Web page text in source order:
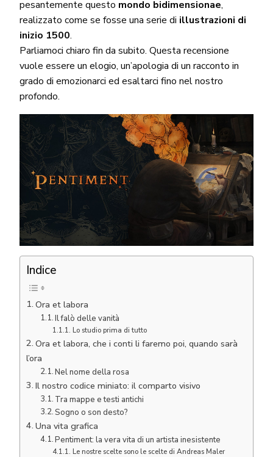
pesantemente questo mondo bidimensionae,
realizzato come se fosse una serie di illustrazioni di
inizio 1500.
Parliamoci chiaro fin da subito. Questa recensione
vuole essere un elogio, un’apologia di un racconto in
grado di emozionarci ed esaltarci fino nel nostro
profondo.
Indice
Ora et labora
Il falò delle vanità
Lo studio prima di tutto
Ora et labora, che i conti li faremo poi, quando sarà
l’ora
Nel nome della rosa
Il nostro codice miniato: il comparto visivo
Tra mappe e testi antichi
Sogno o son desto?
Una vita grafica
Pentiment: la vera vita di un artista inesistente
Le nostre scelte sono le scelte di Andreas Maler